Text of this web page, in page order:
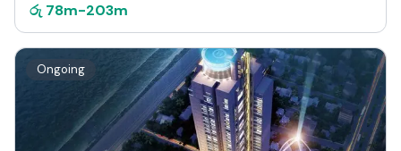
රු 78m-203m
Ongoing